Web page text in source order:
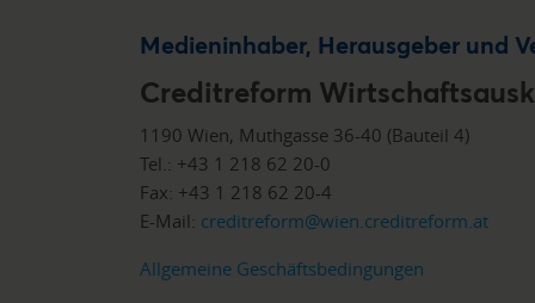
Medieninhaber, Herausgeber und
Creditreform
1190 Wien, Muthgasse 36-40 (Bauteil 4)
Tel.: +43 1 218 62 20-0
Fax: +43 1 218 62 20-4
E-Mail: creditreform@wien.creditreform.at
Allgemeine Geschäftsbedingungen